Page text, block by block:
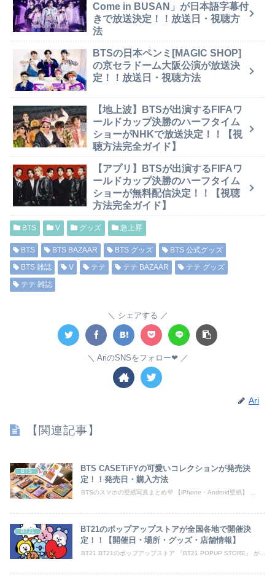
Come in BUSAN」が日本語字幕付
きで放送決定！！放送日・視聴方
法
BTSの日本ペンミ[MAGIC SHOP]
の京セラドーム大阪公演が放送決
定！！放送日・視聴方法
【地上波】BTSが出演するFIFAワ
ールドカップ決勝のハーフタイム
ショーがNHKで放送決定！！【視
聴方法完全ガイド】
【アプリ】BTSが出演するFIFAワ
ールドカップ決勝のハーフタイム
ショーが無料配信決定！！【視聴
方法完全ガイド】
BTS V グッズ 急上昇
BTS BTS BAZAAR BTS グッズ
BTS 公式グッズ
BTS 雑誌
V テテ テテ BAZAAR
テテ グッズ
テテ 雑誌
シェアする
AriのSNSをフォロー❤︎
Ari
【関連記事】
BTS
BTS CASETiFYの可愛いコレクションが発売決
定！！発売日・購入方法
BTSのスマホの壁紙写真まとめ💜 【iPhone・Android壁紙】 ...
BT21
BT21のポップアップストアが全国各地で開催決
定！！【開催日・場所・グッズ・店舗情報】
BT21 BT21のポップアップストア 『BT21 POPUP STORE』 が...